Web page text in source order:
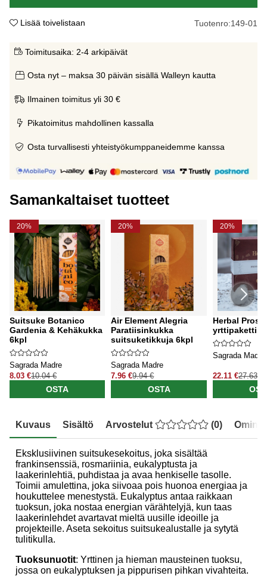
Lisää toivelistaan Tuotenro:149-01
Toimitusaika: 2-4 arkipäivät
Osta nyt – maksa 30 päivän sisällä Walleyn kautta
Ilmainen toimitus yli 30 €
Pikatoimitus mahdollinen kassalla
Osta turvallisesti yhteistyökumppaneidemme kanssa
Samankaltaiset tuotteet
20%
Suitsuke Botanico
Gardenia & Kehäkukka
6kpl
Sagrada Madre
8.03 €10.04 €
OSTA
20%
Air Element Alegria
Paratiisinkukka
suitsuketikkuja 6kpl
Sagrada Madre
7.96 €9.94 €
OSTA
20%
Herbal
yrttipaketti
Sagrada Madre
22.11 €27.63 €
Kuvaus Sisältö Arvostelut (0)
Eksklusiivinen suitsukesekoitus, joka sisältää
frankinsenssiä, rosmariinia, eukalyptusta ja
laakerinlehtiä, puhdistaa ja avaa henkiselle tasolle.
Toimii amulettina, joka siivoaa pois huonoa energiaa ja
houkuttelee menestystä. Eukalyptus antaa raikkaan
tuoksun, joka nostaa energian värähtelyjä, kun taas
laakerinlehdet avartavat mieltä uusille ideoille ja
projekteille. Aseta sekoitus suitsukealustalle ja sytytä
tulitikulla.
Tuoksunuotit: Yrttinen ja hieman mausteinen tuoksu,
jossa on eukalyptuksen ja pippurisen pihkan vivahteita.